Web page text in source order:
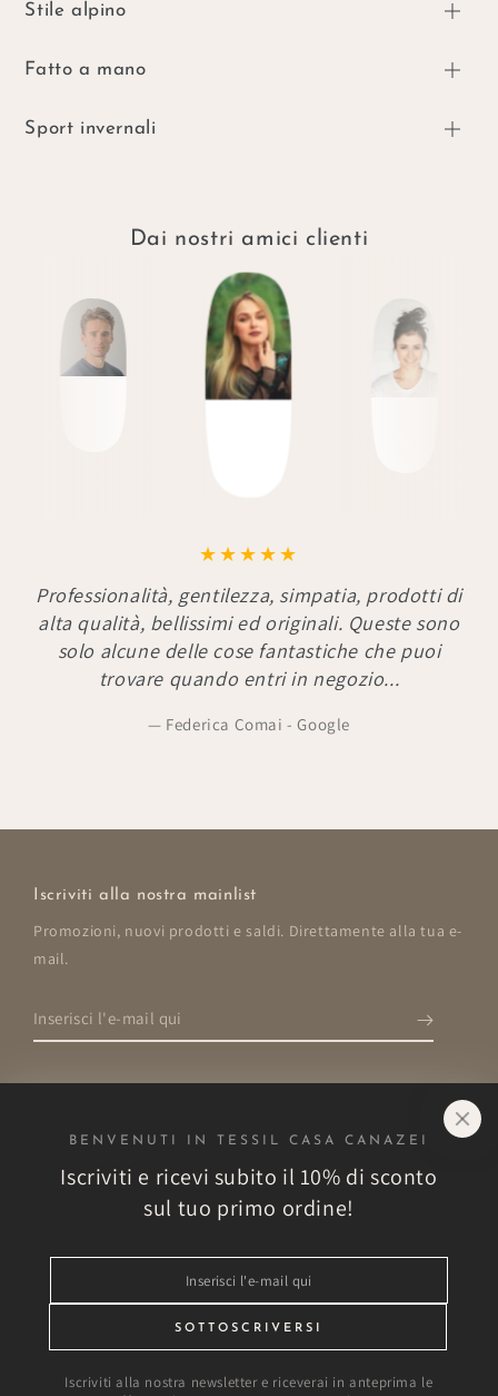
Stile alpino
Fatto a mano
Sport invernali
Dai nostri amici clienti
Professionalità, gentilezza, simpatia, prodotti di
alta qualità, bellissimi ed originali. Queste sono
solo alcune delle cose fantastiche che puoi
trovare quando entri in negozio...
Federica Comai - Google
Iscriviti alla nostra mainlist
Promozioni, nuovi prodotti e saldi. Direttamente alla tua e-
mail.
Inserisci
l'e-
BENVENUTI IN TESSIL CASA CANAZEI
Iscriviti e ricevi subito il 10% di sconto
sul tuo primo ordine!
l'e-
SOTTOSCRIVERSI
Iscriviti alla nostra newsletter e riceverai in anteprima le